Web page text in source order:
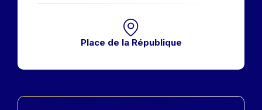
Place de la République